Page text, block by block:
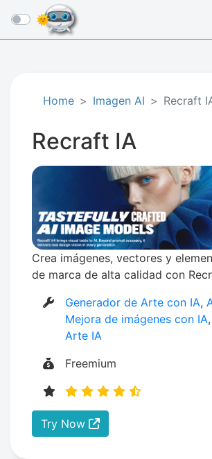
☰
Home Imagen AI Recraft
Recraft IA
Crea imágenes, vectores y
de marca de alta calidad con
Generador de Arte con IA,
Mejora de imágenes con IA
Arte IA
Freemium
Try Now